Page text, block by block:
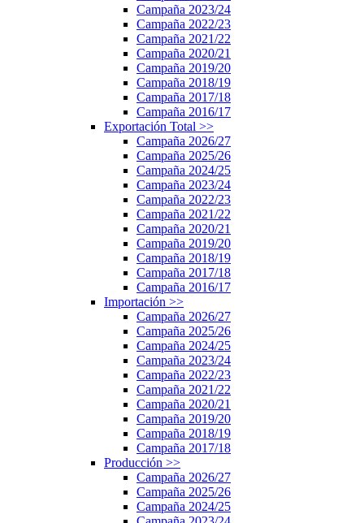
Campaña 2023/24
Campaña 2022/23
Campaña 2021/22
Campaña 2020/21
Campaña 2019/20
Campaña 2018/19
Campaña 2017/18
Campaña 2016/17
Exportación Total >>
Campaña 2026/27
Campaña 2025/26
Campaña 2024/25
Campaña 2023/24
Campaña 2022/23
Campaña 2021/22
Campaña 2020/21
Campaña 2019/20
Campaña 2018/19
Campaña 2017/18
Campaña 2016/17
Importación >>
Campaña 2026/27
Campaña 2025/26
Campaña 2024/25
Campaña 2023/24
Campaña 2022/23
Campaña 2021/22
Campaña 2020/21
Campaña 2019/20
Campaña 2018/19
Campaña 2017/18
Producción >>
Campaña 2026/27
Campaña 2025/26
Campaña 2024/25